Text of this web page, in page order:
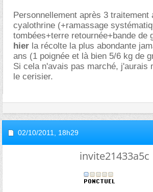
Personnellement après 3 traitement
cyalothrine (+ramassage
tombées+terre retournée+bande de
hier la récolte la plus abondante
ans (1 poignée et là bien 5/6 kg de
Si cela n'avais pas marché, j'aurais
le cerisier.
02/10/2011, 18h29
invite21433a5c